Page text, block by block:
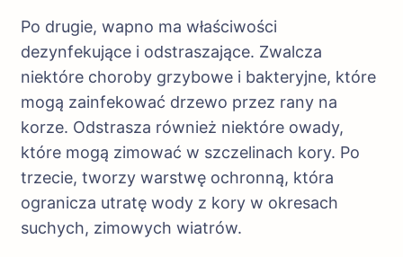
Po drugie, wapno ma właściwości
dezynfekujące i odstraszające. Zwalcza
niektóre choroby grzybowe i bakteryjne, które
mogą zainfekować drzewo przez rany na
korze. Odstrasza również niektóre owady,
które mogą zimować w szczelinach kory. Po
trzecie, tworzy warstwę ochronną, która
ogranicza utratę wody z kory w okresach
suchych, zimowych wiatrów.